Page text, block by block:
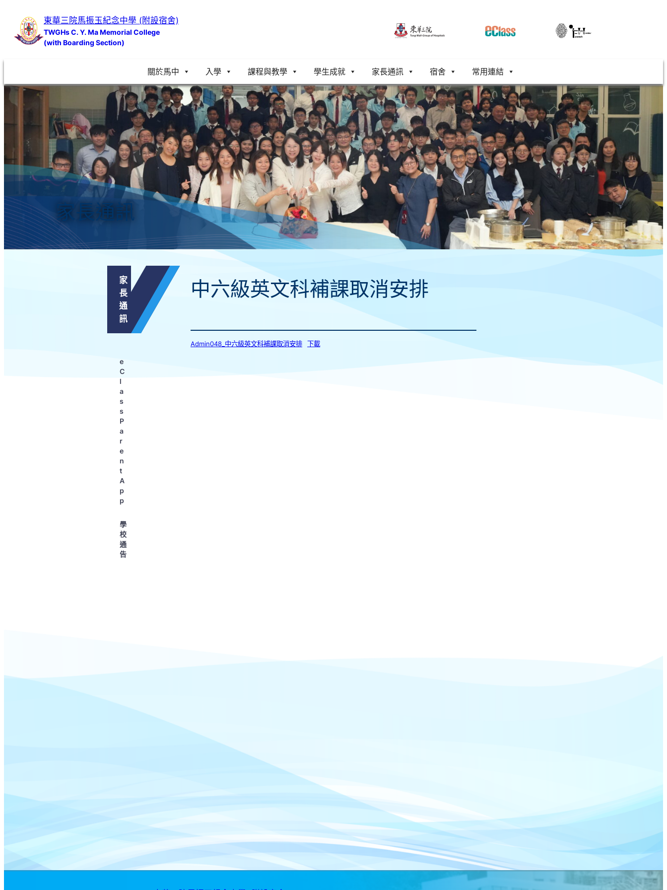
內
東華三院馬振玉紀念中學 (附設宿舍)
TWGHs C. Y. Ma Memorial College
(with Boarding Section)
關於馬中 入學 課程與教學 學生成就 家長通訊 宿舍 常用連結
家長通訊
家
長
通
訊
e
C
l
a
s
s
P
a
r
e
n
t
A
p
p
學
校
通
告
中六級英文科補課取消安排
Admin048_中六級英文科補課取消安排 下載